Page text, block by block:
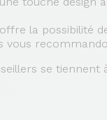
offre la possibilité
vous
se